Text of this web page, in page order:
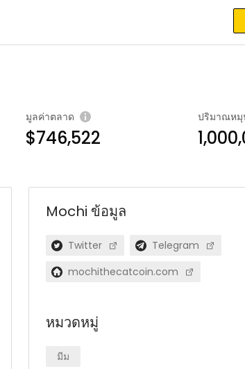
มูลค่าตลาด
$746,522
ปริมาณหมุ
Mochi ข้อมูล
Twitter
Telegram
mochithecatcoin.com
หมวดหมู่
มีม